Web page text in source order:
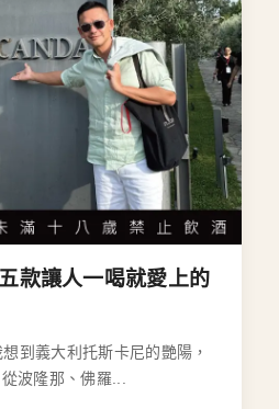
款讓人一喝就愛上的
到義大利托斯卡尼的艷陽，
波隆那、佛羅...